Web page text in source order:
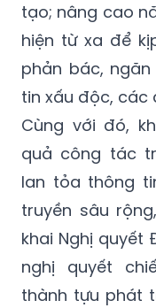
tạo; nâng cao
hiện từ xa để
phản bác,
tin xấu độc, các
Cùng với đó,
quả công tác
lan tỏa thông
truyền sâu
khai Nghị quyết
nghị quyết
thành tựu phát